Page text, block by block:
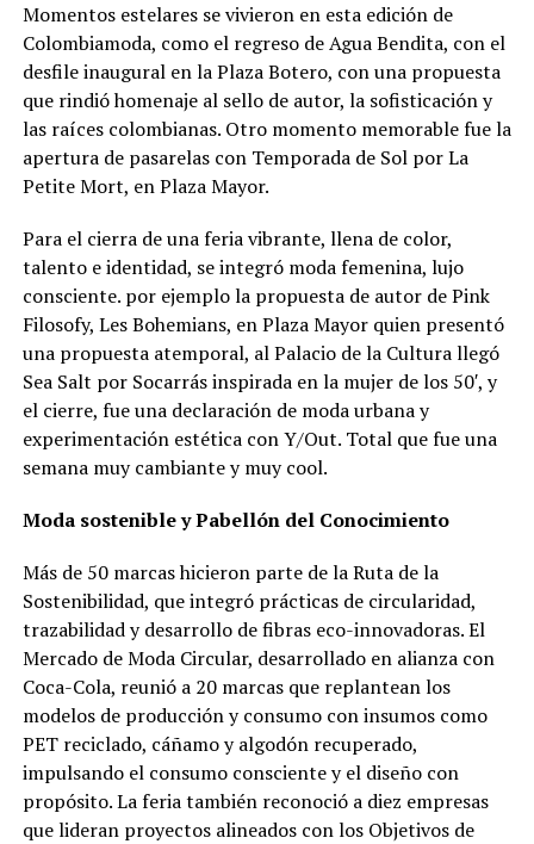
Momentos estelares se vivieron en esta edición de
Colombiamoda, como el regreso de Agua Bendita, con el
desfile inaugural en la Plaza Botero, con una propuesta
que rindió homenaje al sello de autor, la sofisticación y
las raíces colombianas. Otro momento memorable fue la
apertura de pasarelas con Temporada de Sol por La
Petite Mort, en Plaza Mayor.
Para el cierra de una feria vibrante, llena de color,
talento e identidad, se integró moda femenina, lujo
consciente. por ejemplo la propuesta de autor de Pink
Filosofy, Les Bohemians, en Plaza Mayor quien presentó
una propuesta atemporal, al Palacio de la Cultura llegó
Sea Salt por Socarrás inspirada en la mujer de los 50′, y
el cierre, fue una declaración de moda urbana y
experimentación estética con Y/Out. Total que fue una
semana muy cambiante y muy cool.
Moda sostenibley Pabellón del Conocimiento
Más de 50 marcas hicieron parte de la Ruta de la
Sostenibilidad, que integró prácticas de circularidad,
trazabilidad y desarrollo de fibras eco-innovadoras. El
Mercado de Moda Circular, desarrollado en alianza con
Coca-Cola, reunió a 20 marcas que replantean los
modelos de producción y consumo con insumos como
PET reciclado, cáñamo y algodón recuperado,
impulsando el consumo consciente y el diseño con
propósito. La feria también reconoció a diez empresas
que lideran proyectos alineados con los Objetivos de